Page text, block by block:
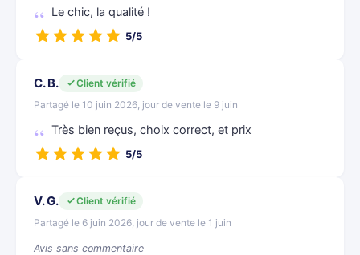
Le chic, la qualité !
5/5
C. B.
Client vérifié
Partagé le 10 juin 2026, jour de vente le 9 juin
Très bien reçus, choix correct, et prix
5/5
V. G.
Client vérifié
Partagé le 6 juin 2026, jour de vente le 1 juin
Avis sans commentaire